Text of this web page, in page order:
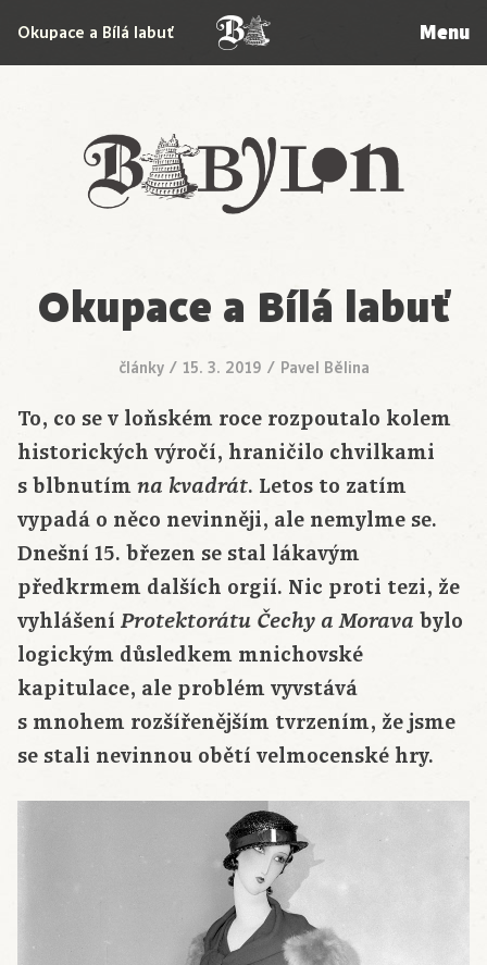
Babylon
Okupace a Bílá labuť Menu
Okupace a Bílá labuť
články/ 15. 3. 2019 / Pavel Bělina
To, co se v loňském roce rozpoutalo kolem
historických výročí, hraničilo chvilkami
s blbnutím na kvadrát. Letos to zatím
vypadá o něco nevinněji, ale nemylme se.
Dnešní 15. březen se stal lákavým
předkrmem dalších orgií. Nic proti tezi, že
vyhlášení Protektorátu Čechy a Morava bylo
logickým důsledkem mnichovské
kapitulace, ale problém vyvstává
s mnohem rozšířenějším tvrzením, že jsme
se stali nevinnou obětí velmocenské hry.